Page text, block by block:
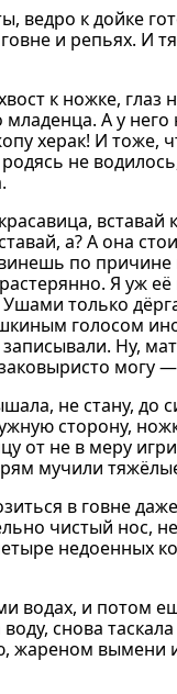
ведро к дойке
и репьях. И
к ножке,
А у него
херак! И тоже,
не
а? А она
по
Я уж
только
голосом
Ну,
могу
не стану,
сторону,
не в меру
мучили
в говне
чистый нос,
недоенных
водах, и потом
снова
жареном